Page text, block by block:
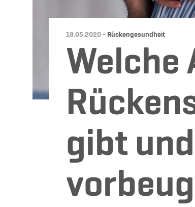
Datum:
19.05.2020 - Kategorie:
Rückengesundheit
Welche
gibt